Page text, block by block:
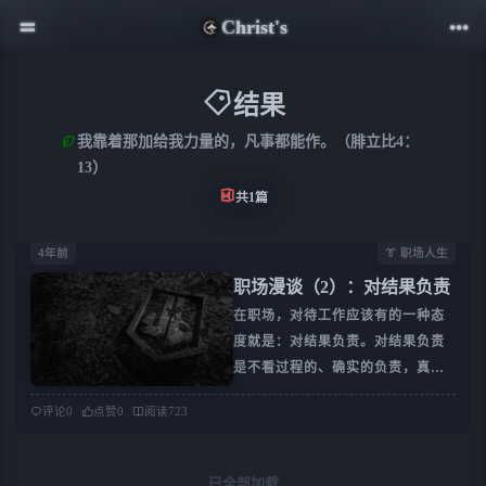
Christ's
结果
我靠着那加给我力量的，凡事都能作。（腓立比4：
13）
共1篇
4年前 👔 职场人生
职场漫谈（2）：对结果负责
在职场，对待工作应该有的一种态
度就是：对结果负责。对结果负责
是不看过程的、确实的负责，真正
的负责。
评论0 点赞0 阅读723